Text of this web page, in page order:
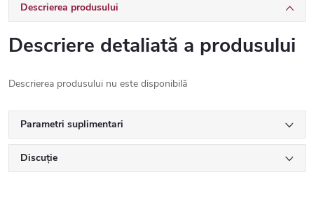
Descrierea produsului
Descriere detaliată a produsului
Descrierea produsului nu este disponibilă
Parametri suplimentari
Discuţie